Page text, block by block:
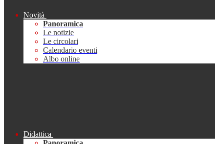
Novità
Panoramica
Le notizie
Le circolari
Calendario eventi
Albo online
Didattica